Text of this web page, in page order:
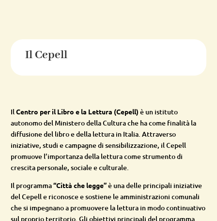
Il Cepell
IlCentro per il Libro e la Lettura (Cepell) è un istituto
autonomo del Ministero della Cultura che ha come finalità la
diffusione del libro e della lettura in Italia. Attraverso
iniziative, studi e campagne di sensibilizzazione, il Cepell
promuove l’importanza della lettura come strumento di
crescita personale, sociale e culturale.
Il programma“Città che legge”è una delle principali iniziative
del Cepell e riconosce e sostiene le amministrazioni comunali
che si impegnano a promuovere la lettura in modo continuativo
sul proprio territorio. Gli obiettivi principali del programma